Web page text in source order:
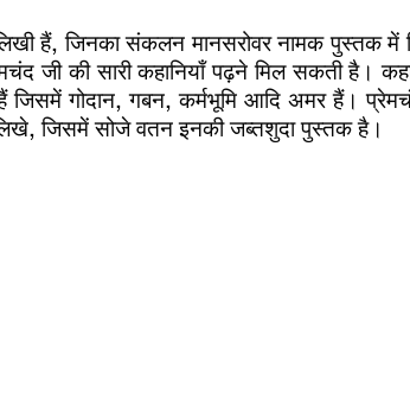
हैं, जिनका संकलन मानसरोवर नामक पुस्तक
की सारी कहानियाँ पढ़ने मिल सकती है।
जिसमें गोदान, गबन, कर्मभूमि आदि अमर हैं।
जिसमें सोजे वतन इनकी जब्तशुदा पुस्तक है।